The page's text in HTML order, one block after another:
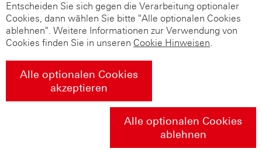
Entscheiden Sie sich gegen die Verarbeitung optionaler
Cookies, dann wählen Sie bitte "Alle optionalen Cookies
ablehnen". Weitere Informationen zur Verwendung von
Cookies finden Sie in unseren Cookie Hinweisen.
Alle optionalen Cookies
akzeptieren
Alle optionalen Cookies
ablehnen